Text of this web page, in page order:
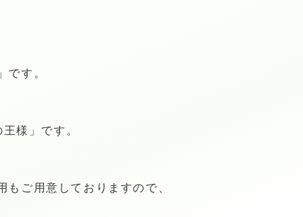
です。
様」です。
ご用意しておりますので、